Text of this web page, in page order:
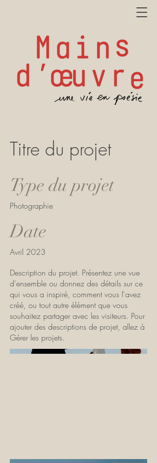
Titre du projet
Type du projet
Photographie
Date
Avril 2023
Description du projet. Présentez une vue
d'ensemble ou donnez des détails sur ce
qui vous a inspiré, comment vous l'avez
créé, ou tout autre élément que vous
souhaitez partager avec les visiteurs. Pour
ajouter des descriptions de projet, allez à
Gérer les projets.